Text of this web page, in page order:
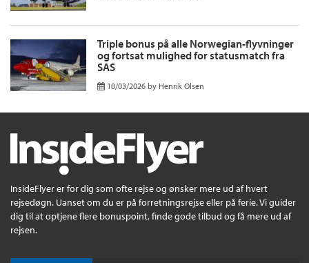
Triple bonus på alle Norwegian-flyvninger
og fortsat mulighed for statusmatch fra
SAS
10/03/2026 by Henrik Olsen
InsideFlyer er for dig som ofte rejse og ønsker mere ud af hvert
rejsedøgn. Uanset om du er på forretningsrejse eller på ferie. Vi guider
dig til at optjene flere bonuspoint, finde gode tilbud og få mere ud af
rejsen.